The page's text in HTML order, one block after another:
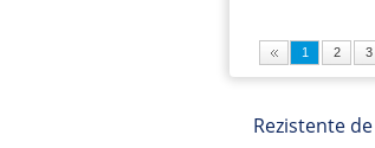
1 2 3
Rezistente